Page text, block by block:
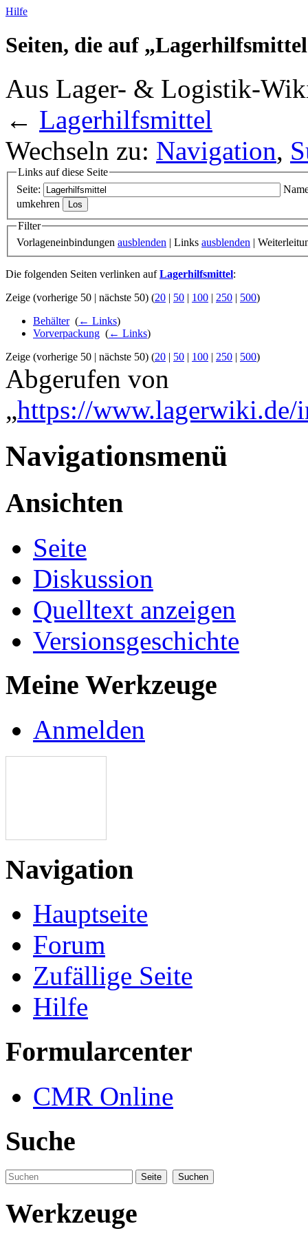
Hilfe
Seiten, die auf
Aus Lager- & Logistik-
← Lagerhilfsmittel
Wechseln zu: Navigation,
Links auf diese Seite
Seite:
umkehren
Filter
Vorlageneinbindungen ausblenden | Links ausblenden |
Die folgenden Seiten verlinken aufLagerhilfsmittel:
Zeige (vorherige 50 | nächste 50) (20 | 50 | 100 | 250 | 500)
Behälter‎ (← Links)
Vorverpackung (← Links)
Zeige (vorherige 50 | nächste 50) (20 | 50 | 100 | 250 | 500)
Abgerufen von
„https://
Navigationsmenü
Ansichten
Seite
Diskussion
Quelltext anzeigen
Versionsgeschichte
Meine Werkzeuge
Anmelden
Navigation
Hauptseite
Forum
Zufällige Seite
Hilfe
Formularcenter
CMR Online
Suche
Werkzeuge